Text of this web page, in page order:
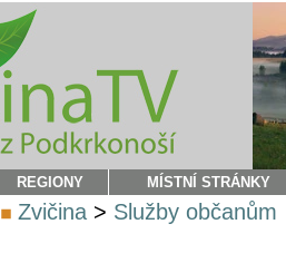
REGIONY MÍSTNÍ STRÁNKY
Zvičina > Služby občanům